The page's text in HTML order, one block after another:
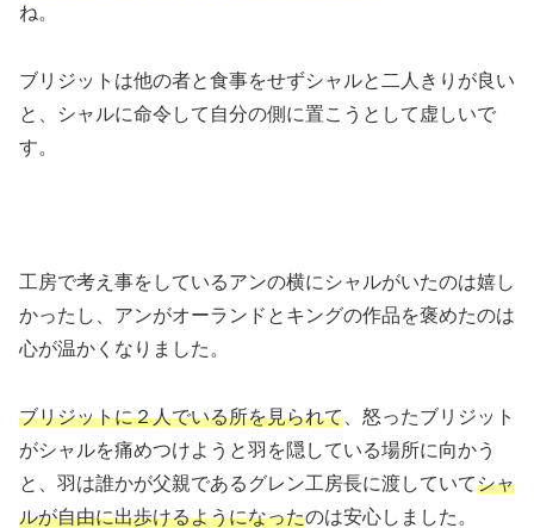
ね。
ブリジットは他の者と食事をせずシャルと二人きりが良い
と、シャルに命令して自分の側に置こうとして虚しいで
す。
工房で考え事をしているアンの横にシャルがいたのは嬉し
かったし、アンがオーランドとキングの作品を褒めたのは
心が温かくなりました。
ブリジットに２人でいる所を見られて 、怒ったブリジット
がシャルを痛めつけようと羽を隠している場所に向かう
と、羽は誰かが父親であるグレン工房長に渡していてシャ
ルが自由に出歩けるようになったのは安心しました。